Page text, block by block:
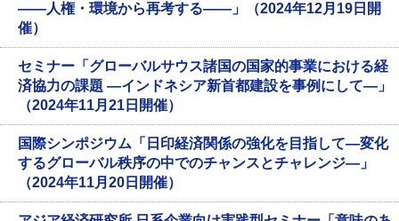
――人権・環境から再考する――」（2024年12月19日開
催）
セミナー「グローバルサウス諸国の国家的事業における経
済協力の課題 ―インドネシア新首都建設を事例にして―」
（2024年11月21日開催）
国際シンポジウム「日印経済関係の強化を目指して―変化
するグローバル秩序の中でのチャンスとチャレンジ―」
（2024年11月20日開催）